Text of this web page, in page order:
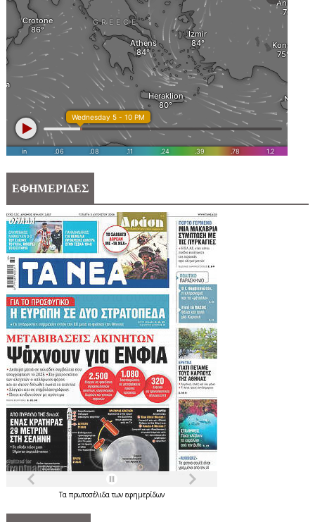
ΕΦΗΜΕΡΙΔΕΣ
Τα πρωτοσέλιδατων εφημερίδων